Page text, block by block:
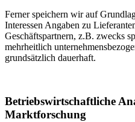
Ferner speichern wir auf
Interessen Angaben zu
Geschäftspartnern, z.B. zwecks
mehrheitlich
grundsätzlich dauerhaft.
Betriebswirtschaftliche
Marktforschung